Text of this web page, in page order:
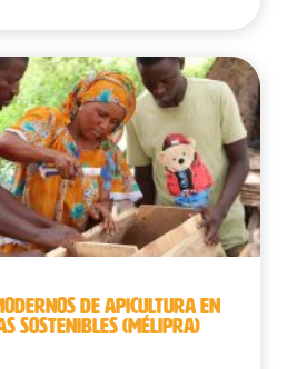
DE APICULTURA EN
SOSTENIBLES (MÉLIPRA)